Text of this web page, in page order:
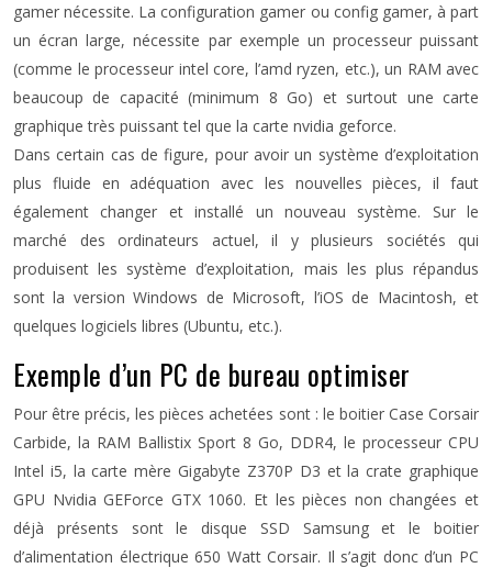
gamer nécessite. La configuration gamer ou config gamer, à part
un écran large, nécessite par exemple un processeur puissant
(comme le processeur intel core, l’amd ryzen, etc.), un RAM avec
beaucoup de capacité (minimum 8 Go) et surtout une carte
graphique très puissant tel que la carte nvidia geforce.
Dans certain cas de figure, pour avoir un système d’exploitation
plus fluide en adéquation avec les nouvelles pièces, il faut
également changer et installé un nouveau système. Sur le
marché des ordinateurs actuel, il y plusieurs sociétés qui
produisent les système d’exploitation, mais les plus répandus
sont la version Windows de Microsoft, l’iOS de Macintosh, et
quelques logiciels libres (Ubuntu, etc.).
Exemple d’un PC de bureau optimiser
Pour être précis, les pièces achetées sont : le boitier Case Corsair
Carbide, la RAM Ballistix Sport 8 Go, DDR4, le processeur CPU
Intel i5, la carte mère Gigabyte Z370P D3 et la crate graphique
GPU Nvidia GEForce GTX 1060. Et les pièces non changées et
déjà présents sont le disque SSD Samsung et le boitier
d’alimentation électrique 650 Watt Corsair. Il s’agit donc d’un PC